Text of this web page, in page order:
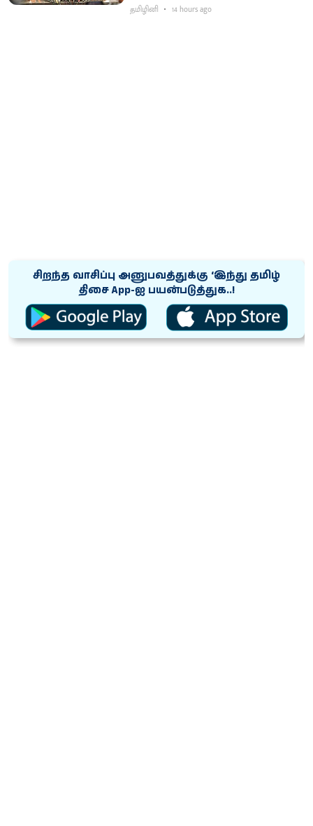
தமிழினி 14 hours ago
சிறந்த வாசிப்பு அனுபவத்துக்கு ‘இந்து தமிழ்
திசை App-ஐ பயன்படுத்துக..!